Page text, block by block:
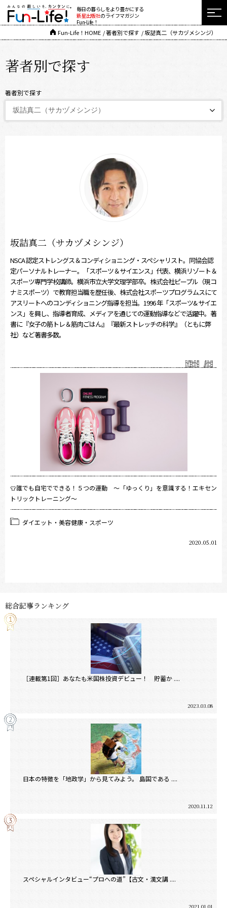
毎日の暮らしをより豊かにする
新星出版社のライフマガジン
Fun-Life！
Fun-Life！HOME 著者別で探す 坂詰真二（サカヅメシンジ）
著者別で探す
著者別で探す
坂詰真二（サカヅメシンジ）
NSCA 認定ストレングス＆コンディショニング・スペシャリスト。同協会認
定パーソナルトレーナー。「スポーツ＆サイエンス」代表、横浜リゾート＆
スポーツ専門学校講師。横浜市立大学文理学部卒。株式会社ピープル（現コ
ナミスポーツ）で教育担当職を歴任後、株式会社スポーツプログラムスにて
アスリートへのコンディショニング指導を担当。1996 年「スポーツ& サイエ
ンス」を興し、指導者育成、メディアを通じての運動指導などで活躍中。著
書に『女子の筋トレ＆筋肉ごはん』『最新ストレッチの科学』（ともに弊
社）など著書多数。
👕誰でも自宅でできる！５つの運動 ～「ゆっくり」を意識する！エキセン
トリックトレーニング～
ダイエット・美容健康・スポーツ
2020.05.01
総合記事ランキング
［連載第1回］あなたも米国株投資デビュー！ 貯蓄か ....
2023.03.08
日本の特徴を「地政学」から見てみよう。 島国である ....
2020.11.12
スペシャルインタビュー“プロへの道”【古文・漢文講 ....
2021.01.01